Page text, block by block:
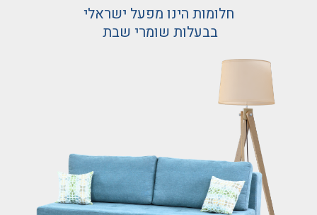
חלומות הינו מפעל ישראלי
בבעלות שומרי שבת